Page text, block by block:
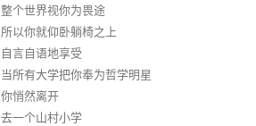
整个世界视你为畏途
所以你就仰卧躺椅之上
自言自语地享受
当所有大学把你奉为哲学明星
你悄然离开
去一个山村小学